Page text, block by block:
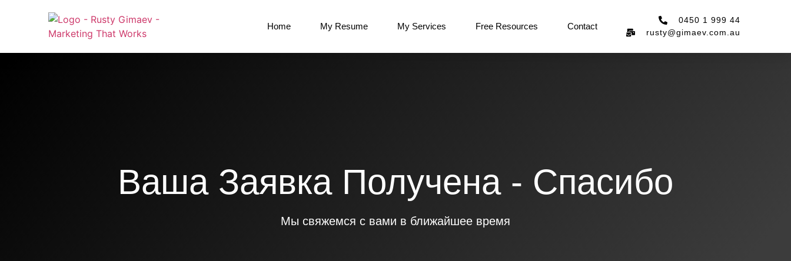
Home My Resume My Services Free Resources Contact
0450 1 999 44
rusty@gimaev.com.au
Ваша Заявка Получена - Спасибо
Мы свяжемся с вами в ближайшее время